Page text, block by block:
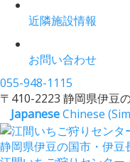
近隣施設情報
お問い合わせ
055-948-1115
〒410-2223 静岡県伊豆
JapaneseChinese
静岡県伊豆の国市・伊豆